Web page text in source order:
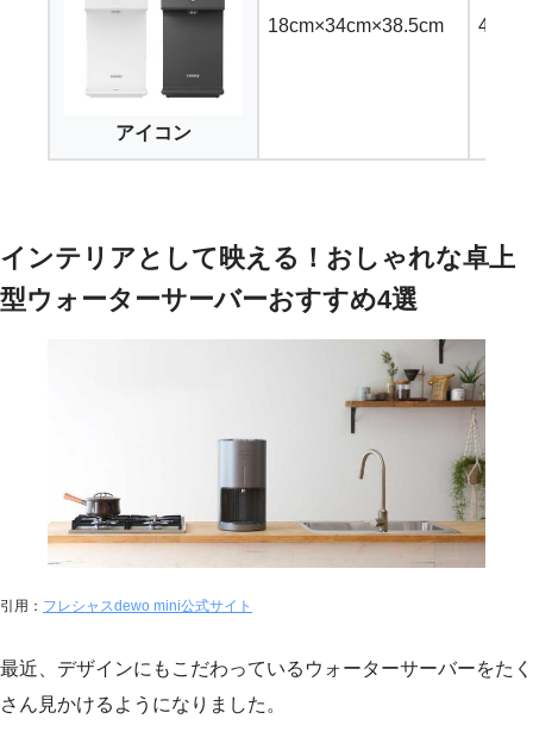
アイコン
18cm×34cm×38.5cm 4,400
インテリアとして映える！おしゃれな卓上
型ウォーターサーバーおすすめ4選
引用： フレシャスdewo mini公式サイト
最近、デザインにもこだわっているウォーターサーバーをたく
さん見かけるようになりました。